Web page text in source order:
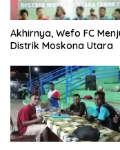
Akhirnya, Wefo FC
Distrik Moskona Utara